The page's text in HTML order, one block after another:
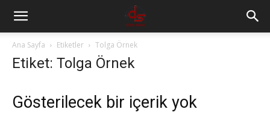
Ana Sayfa Etiketler Tolga Örnek
Etiket: Tolga Örnek
Gösterilecek bir içerik yok